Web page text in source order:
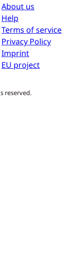
About us
Help
Terms of service
Privacy Policy
Imprint
EU project
reserved.